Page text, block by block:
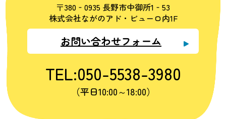
〒380‐0935 長野市中御所1‐53
株式会社ながのアド・ビューロ内1F
お問い合わせフォーム
TEL:050-5538-3980
（平日10:00～18:00）